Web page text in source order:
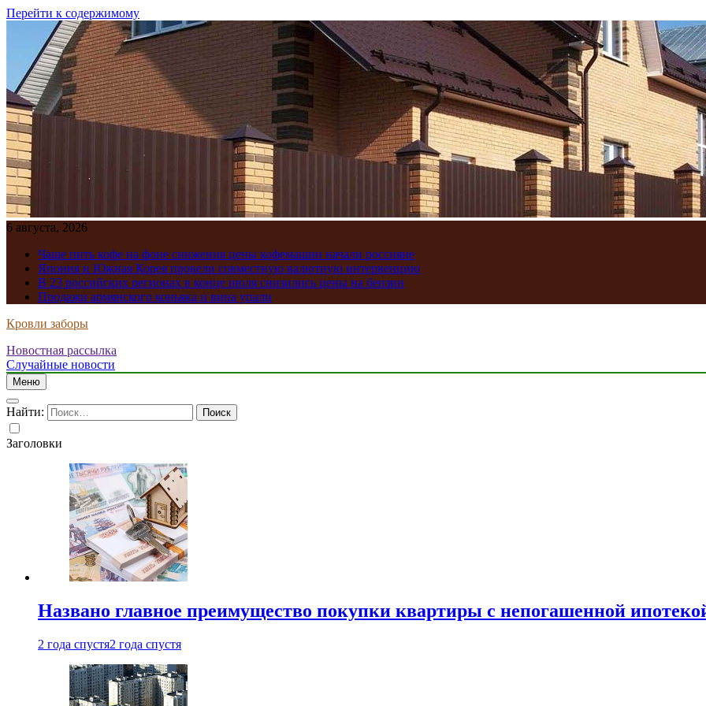
Перейти к содержимому
6 августа, 2026
Чаще пить кофе на фоне снижения цены кофемашин начали россияне
Япония и Южная Корея провели совместную валютную интервенцию
В 23 российских регионах в конце июля снизились цены на бензин
Продажи армянского коньяка и вина упали
Кровли заборы
Новостная рассылка
Случайные новости
Меню
Найти:
Заголовки
Названо главное преимущество покупки квартиры с непогашенной
2 года спустя2 года спустя